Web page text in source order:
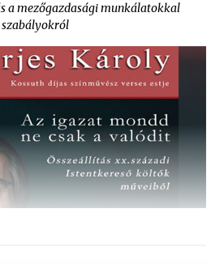
a mezőgazdasági munkálatokkal